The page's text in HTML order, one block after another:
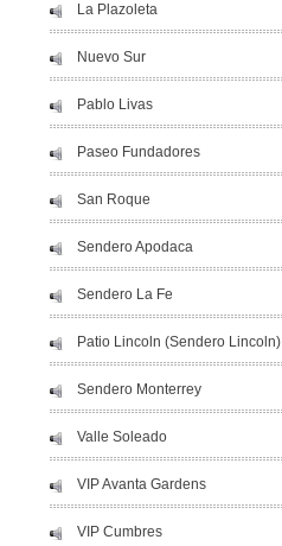
La Plazoleta
Nuevo Sur
Pablo Livas
Paseo Fundadores
San Roque
Sendero Apodaca
Sendero La Fe
Patio Lincoln (Sendero Lincoln)
Sendero Monterrey
Valle Soleado
VIP Avanta Gardens
VIP Cumbres